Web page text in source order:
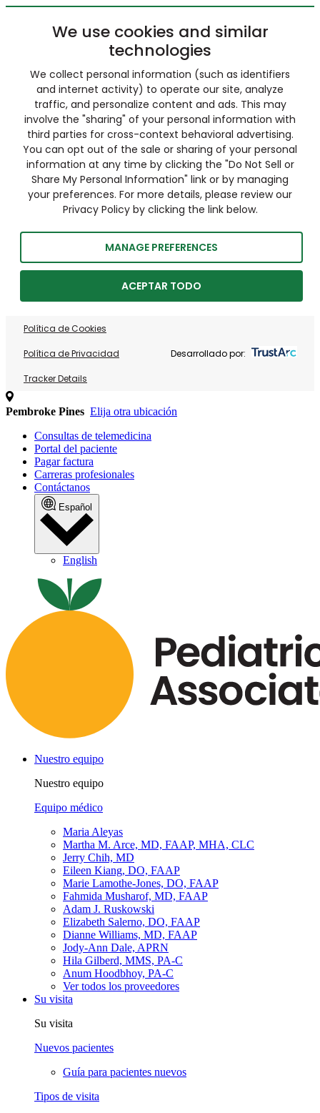
We use cookies and similar
technologies
We collect personal information (such as identifiers
and internet activity) to operate our site, analyze
traffic, and personalize content and ads. This may
involve the "sharing" of your personal information with
third parties for cross-context behavioral advertising.
You can opt out of the sale or sharing of your personal
information at any time by clicking the "Do Not Sell or
Share My Personal Information" link or by managing
your preferences. For more details, please review our
Privacy Policy by clicking the link below.
MANAGE PREFERENCES
ACEPTAR TODO
Política de Cookies
Política de Privacidad
Tracker Details
Desarrollado por:
Pembroke Pines Elija otra ubicación
Consultas de telemedicina
Portal del paciente
Pagar factura
Carreras profesionales
Contáctanos
Español
English
Nuestro equipo
Nuestro equipo
Equipo médico
Maria Aleyas
Martha M. Arce, MD, FAAP, MHA, CLC
Jerry Chih, MD
Eileen Kiang, DO, FAAP
Marie Lamothe-Jones, DO, FAAP
Fahmida Musharof, MD, FAAP
Adam J. Ruskowski
Elizabeth Salerno, DO, FAAP
Dianne Williams, MD, FAAP
Jody-Ann Dale, APRN
Hila Gilberd, MMS, PA-C
Anum Hoodbhoy, PA-C
Ver todos los proveedores
Su visita
Su visita
Nuevos pacientes
Guía para pacientes nuevos
Tipos de visita